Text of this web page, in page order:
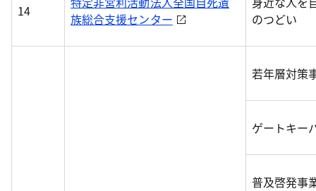
14
族総合支援センター
のつどい
若年層対策
ゲートキー
普及啓発事